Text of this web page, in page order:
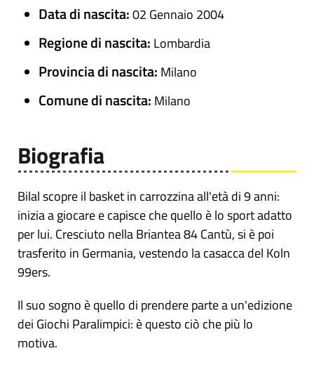
Data di nascita:02 Gennaio 2004
Regione di nascita: Lombardia
Provincia di nascita: Milano
Comune di nascita: Milano
Biografia
Bilal scopre il basket in carrozzina all'età di 9 anni:
inizia a giocare e capisce che quello è lo sport adatto
per lui. Cresciuto nella Briantea 84 Cantù, si è poi
trasferito in Germania, vestendo la casacca del Koln
99ers.
Il suo sogno è quello di prendere parte a un'edizione
dei Giochi Paralimpici: è questo ciò che più lo
motiva.